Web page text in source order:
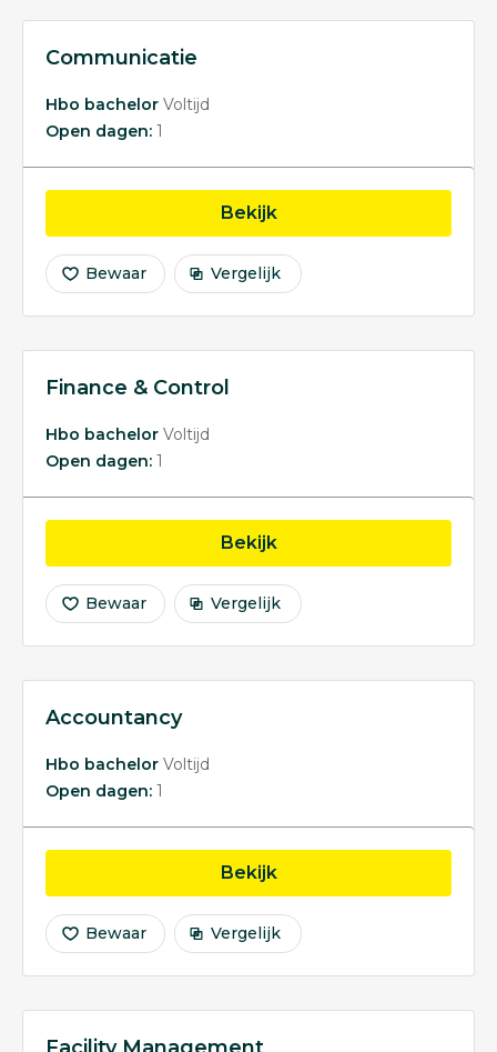
Communicatie
Hbo bachelor Voltijd
Open dagen: 1
Bekijkopleiding
Bewaar Vergelijk
Finance & Control
Hbo bachelor Voltijd
Open dagen: 1
Bekijkopleiding Finance &
Bewaar Vergelijk
Accountancy
Hbo bachelor Voltijd
Open dagen: 1
Bekijkopleiding Accountancy
Bewaar Vergelijk